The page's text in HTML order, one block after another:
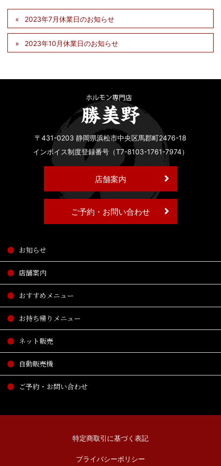
2023年7月休業日のお知らせ
2023年10月休業日のお知らせ
〒431-0203 静岡県浜松市中央区馬郡町2476-18
インボイス制度登録番号（T7-8103-1761-7974）
店舗案内
ご予約・お問い合わせ
お知らせ
店舗案内
おすすめメニュー
お持ち帰りメニュー
ネット販売
自動販売機
ご予約・お問い合わせ
特定商取引に基づく表記
プライバシーポリシー